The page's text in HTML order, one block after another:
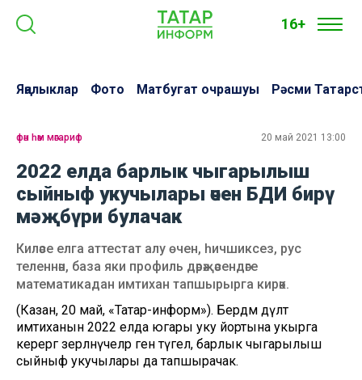
16+
Яңалыклар Фото Матбугат очрашуы Рәсми
фән һәм мәгариф 20 май 2021 13:00
2022 елда барлык чыгарылыш
сыйныф укучылары өчен БДИ бирү
мәҗбүри булачак
Киләсе елга аттестат алу өчен, һичшиксез, рус
теленнән, база яки профиль дәрәҗәсендәге
математикадан имтихан тапшырырга кирәк.
(Казан, 20 май, «Татар-информ»). Бердәм дәүләт
имтиханын 2022 елда югары уку йортына укырга
керергә әзерләнүчеләр генә түгел, барлык чыгарылыш
сыйныф укучылары да тапшырачак.